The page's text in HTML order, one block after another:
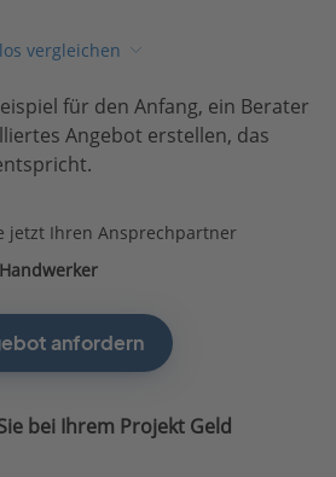
vergleichen
für den Anfang, ein Berater
Angebot erstellen, das
jetzt Ihren Ansprechpartner
anfordern
bei Ihrem Projekt Geld